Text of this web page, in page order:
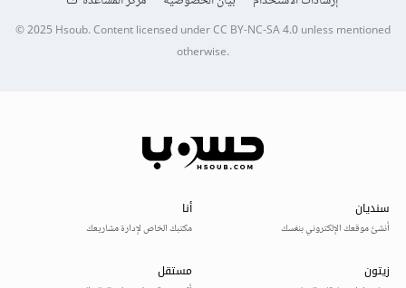
© 2025Hsoub.Content licensed underCC BY-NC-SA 4.0unless mentioned
otherwise.